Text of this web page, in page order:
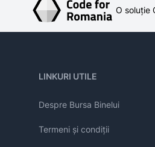
O soluție
LINKURI UTILE
Despre Bursa Binelui
Termeni și condiții